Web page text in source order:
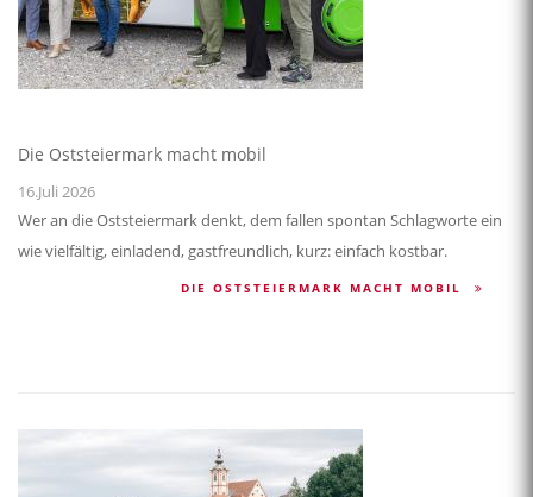
Die Oststeiermark macht mobil
16.Juli 2026
Wer an die Oststeiermark denkt, dem fallen spontan Schlagworte ein
wie vielfältig, einladend, gastfreundlich, kurz: einfach kostbar.
DIE OSTSTEIERMARK MACHT MOBIL